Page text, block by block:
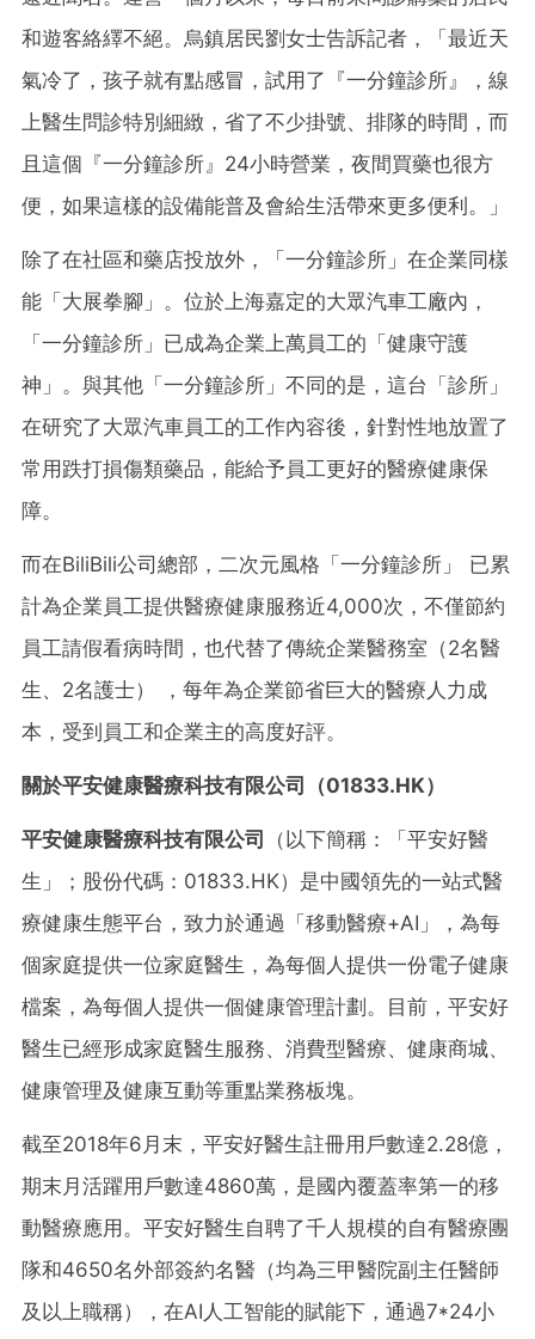
和遊客絡繹不絕。烏鎮居民劉女士告訴記者，「最近天
氣冷了，孩子就有點感冒，試用了『一分鐘診所』，線
上醫生問診特別細緻，省了不少掛號、排隊的時間，而
且這個『一分鐘診所』24小時營業，夜間買藥也很方
便，如果這樣的設備能普及會給生活帶來更多便利。」
除了在社區和藥店投放外，「一分鐘診所」在企業同樣
能「大展拳腳」。位於上海嘉定的大眾汽車工廠內，
「一分鐘診所」已成為企業上萬員工的「健康守護
神」。與其他「一分鐘診所」不同的是，這台「診所」
在研究了大眾汽車員工的工作內容後，針對性地放置了
常用跌打損傷類藥品，能給予員工更好的醫療健康保
障。
而在BiliBili公司總部，二次元風格「一分鐘診所」 已累
計為企業員工提供醫療健康服務近4,000次，不僅節約
員工請假看病時間，也代替了傳統企業醫務室（2名醫
生、2名護士） ，每年為企業節省巨大的醫療人力成
本，受到員工和企業主的高度好評。
關於平安健康醫療科技有限公司 （01833.HK）
平安健康醫療科技有限公司
（以下簡稱：「平安好醫
生」；股份代碼：01833.HK）是中國領先的一站式醫
療健康生態平台，致力於通過「移動醫療+AI」，為每
個家庭提供一位家庭醫生，為每個人提供一份電子健康
檔案，為每個人提供一個健康管理計劃。目前，平安好
醫生已經形成家庭醫生服務、消費型醫療、健康商城、
健康管理及健康互動等重點業務板塊。
截至2018年6月末，平安好醫生註冊用戶數達2.28億，
期末月活躍用戶數達4860萬，是國內覆蓋率第一的移
動醫療應用。平安好醫生自聘了千人規模的自有醫療團
隊和4650名外部簽約名醫（均為三甲醫院副主任醫師
及以上職稱），在AI人工智能的賦能下，通過7*24小